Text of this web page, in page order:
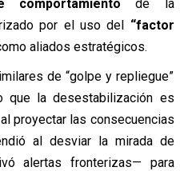
de la
por el uso del “factor
aliados estratégicos.
de “golpe y repliegue”
que la desestabilización es
proyectar las consecuencias
al desviar la mirada de
alertas fronterizas— para